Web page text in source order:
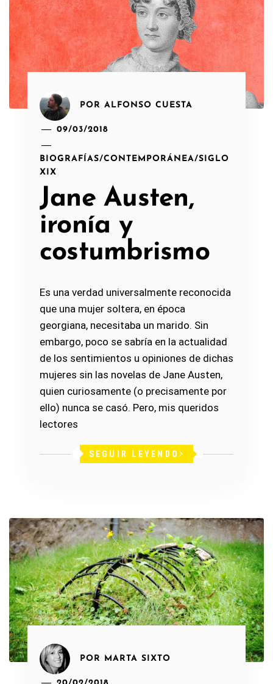
POR ALFONSO CUESTA
09/03/2018
BIOGRAFÍAS/CONTEMPORÁNEA/SIGLO
XIX
Jane Austen,
ironía y
costumbrismo
Es una verdad universalmente reconocida
que una mujer soltera, en época
georgiana, necesitaba un marido. Sin
embargo, poco se sabría en la actualidad
de los sentimientos u opiniones de dichas
mujeres sin las novelas de Jane Austen,
quien curiosamente (o precisamente por
ello) nunca se casó. Pero, mis queridos
lectores
SEGUIR LEYENDO
POR MARTA SIXTO